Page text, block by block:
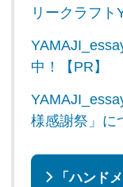
リークラフ
中！【PR】
様感謝祭」に
「ハンド